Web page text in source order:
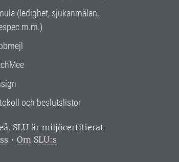
(ledighet, sjukanmälan,
m.m.)
och beslutslistor
SLU är miljöcertifierat
• Om SLU:s